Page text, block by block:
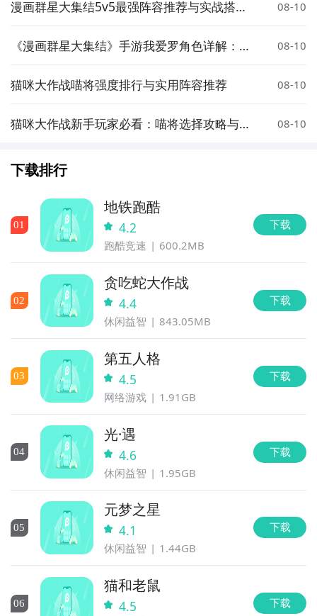
漫画群星大集结5v5最强阵容推荐与实战搭配
08-10
《漫画群星大集结》手游我爱罗角色详解：技
08-10
猫咪大作战喵将强度排行与实用阵容推荐 08-10
猫咪大作战新手玩家必看：喵将选择攻略与推
08-10
下载排行
01
地铁跑酷
4.2
跑酷竞速 600.2MB
下载
02
贪吃蛇大作战
4.4
休闲益智 843.05MB
下载
03
第五人格
4.5
网络游戏 1.91GB
下载
04
光·遇
4.6
休闲益智 1.95GB
下载
05
元梦之星
4.1
休闲益智 1.44GB
下载
06
猫和老鼠
4.5 下载